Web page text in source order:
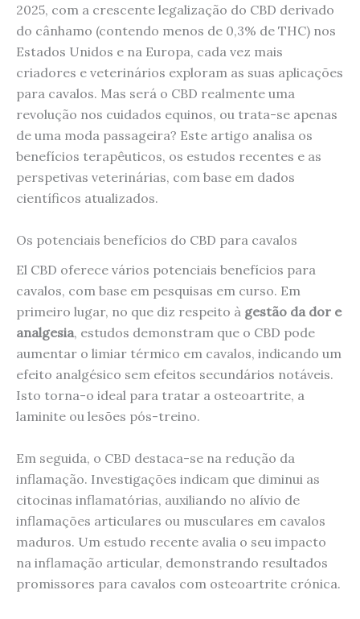
2025, com a crescente legalização do CBD derivado
do cânhamo (contendo menos de 0,3% de THC) nos
Estados Unidos e na Europa, cada vez mais
criadores e veterinários exploram as suas aplicações
para cavalos. Mas será o CBD realmente uma
revolução nos cuidados equinos, ou trata-se apenas
de uma moda passageira? Este artigo analisa os
benefícios terapêuticos, os estudos recentes e as
perspetivas veterinárias, com base em dados
científicos atualizados.
Os potenciais benefícios do CBD para cavalos
El CBD oferece vários potenciais benefícios para
cavalos, com base em pesquisas em curso. Em
primeiro lugar, no que diz respeito à gestão da dor e
analgesia, estudos demonstram que o CBD pode
aumentar o limiar térmico em cavalos, indicando um
efeito analgésico sem efeitos secundários notáveis.
Isto torna-o ideal para tratar a osteoartrite, a
laminite ou lesões pós-treino.
Em seguida, o CBD destaca-se na redução da
inflamação. Investigações indicam que diminui as
citocinas inflamatórias, auxiliando no alívio de
inflamações articulares ou musculares em cavalos
maduros. Um estudo recente avalia o seu impacto
na inflamação articular, demonstrando resultados
promissores para cavalos com osteoartrite crónica.